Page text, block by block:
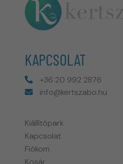
KAPCSOLAT
+36 20 992 2876
info@kertszabo.hu
Kiállítópark
Kapcsolat
Fiókom
Kosár